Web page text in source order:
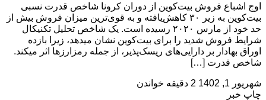
اوج اشباع فروش بیت‌کوین از دوران کرونا شاخص قدرت نسبی
بیت‌کوین به زیر ۳۰ کاهش‌یافته و به قوی‌ترین میزان فروش بیش از
حد خود از مارس ۲۰۲۰ رسیده است. یک شاخص تحلیل تکنیکال
شرایط فروش شدید را برای بیت‌کوین نشان می­دهد، زیرا بازده
اوراق بهادار بر دارایی‌های ریسک‌پذیر، از جمله رمزارزها اثر می­کند.
شاخص قدرت […]
شهریور 1, 1402
2 دقیقه خواندن
چاپ خبر